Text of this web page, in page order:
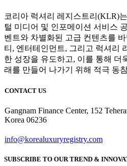
코리아 럭셔리 레지스트리(KLR)
털 미디어 및 인포메이션 서비스
벤트와 차별화된 고급 컨텐츠를
티, 엔터테인먼트, 그리고 럭셔리
한 성장을 유도하고, 이를 통해 더
래를 만들어 나가기 위해 적극 동
CONTACT US
Gangnam Finance Center, 152
Korea 06236
info@korealuxuryregistry.com
SUBSCRIBE TO OUR TREND &